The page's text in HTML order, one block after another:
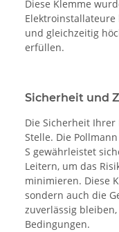
Diese Klemme
und gleichzeitig
erfüllen.
Sicherheit und
Die Sicherheit
Stelle. Die
S gewährleistet
Leitern, um das
minimieren. Diese
sondern auch die
zuverlässig
Bedingungen.